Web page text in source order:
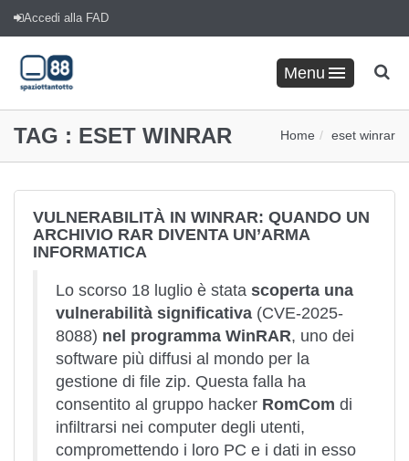
Accedi alla FAD
Menu
TAG : ESET WINRAR Home eset winrar
VULNERABILITÀ IN WINRAR: QUANDO UN
ARCHIVIO RAR DIVENTA UN’ARMA
INFORMATICA
Lo scorso 18 luglio è stata scoperta una
vulnerabilità significativa (CVE-2025-
8088) nel programma WinRAR, uno dei
software più diffusi al mondo per la
gestione di file zip. Questa falla ha
consentito al gruppo hacker RomCom di
infiltrarsi nei computer degli utenti,
compromettendo i loro PC e i dati in esso